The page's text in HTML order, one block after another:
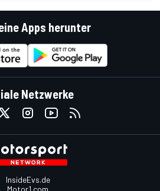
Apps herunter
Netzwerke
InsideEvs.de
Motor1.com